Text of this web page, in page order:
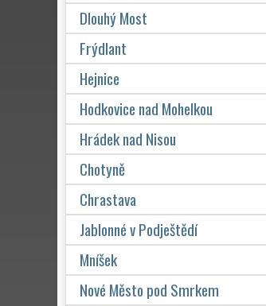
Dlouhý Most
Frýdlant
Hejnice
Hodkovice nad Mohelkou
Hrádek nad Nisou
Chotyně
Chrastava
Jablonné v Podještědí
Mníšek
Nové Město pod Smrkem